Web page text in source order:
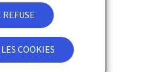
REFUSE
COOKIES
spécialiste
spécialiste